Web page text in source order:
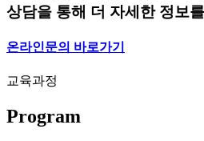
상담을 통해 더 자세한 정보
온라인문의 바로가기
교육과정
Program